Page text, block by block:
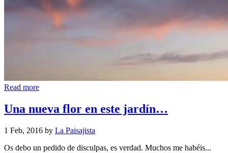
Read more
Una nueva flor en este jardín…
1 Feb, 2016 by La Paisajista
Os debo un pedido de disculpas, es verdad. Muchos me habéis...